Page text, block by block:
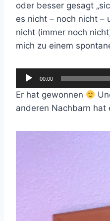
oder besser gesagt
es nicht – noch nicht –
nicht (immer noch
mich zu einem
u
00:00
Er hat gewonnen
anderen Nachbarn hat